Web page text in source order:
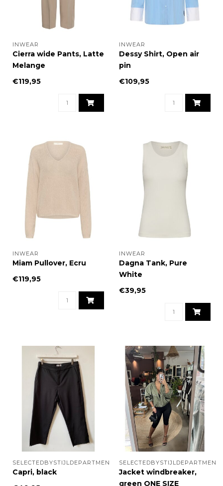
INWEAR
Cierra wide Pants, Latte
Melange
€119,95
INWEAR
Dessy Shirt, Open air
pin
€109,95
INWEAR
Miam Pullover, Ecru
€119,95
INWEAR
Dagna Tank, Pure
White
€39,95
SELECTEDBYSTIJLDEPARTMENT
Capri, black
SELECTEDBYSTIJLDEPARTMENT
Jacket windbreaker,
green ONE SIZE